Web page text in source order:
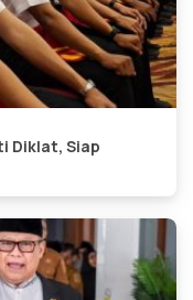
Diklat, Siap